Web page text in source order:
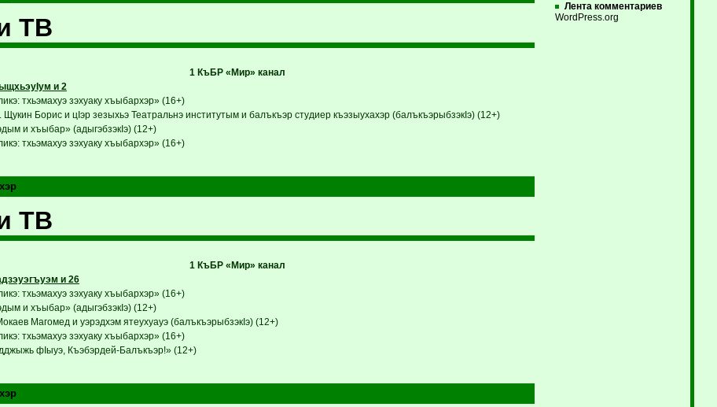
ТВ
1 КъБР «Мир» канал
и 2
тхьэмахуэ зэхуаку хъыбархэр» (16+)
Борис и цIэр зезыхьэ Театральнэ институтым и балъкъэр студиер къэзыухахэр (балъкъэрыбзэкIэ) (12+)
и хъыбар» (адыгэбзэкIэ) (12+)
тхьэмахуэ зэхуаку хъыбархэр» (16+)
ТВ
1 КъБР «Мир» канал
и 26
тхьэмахуэ зэхуаку хъыбархэр» (16+)
и хъыбар» (адыгэбзэкIэ) (12+)
Магомед и уэрэдхэм ятеухуауэ (балъкъэрыбзэкIэ) (12+)
тхьэмахуэ зэхуаку хъыбархэр» (16+)
фIыуэ, Къэбэрдей-Балъкъэр!» (12+)
Лента комментариев
WordPress.org